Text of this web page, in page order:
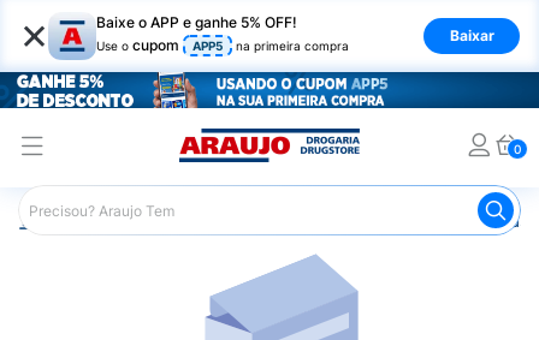
× Baixe o APP e ganhe 5% OFF!
Use o cupom APP5 na primeira compra
Baixar
0
Araujo Medicamentos Remédio para o Estômago e